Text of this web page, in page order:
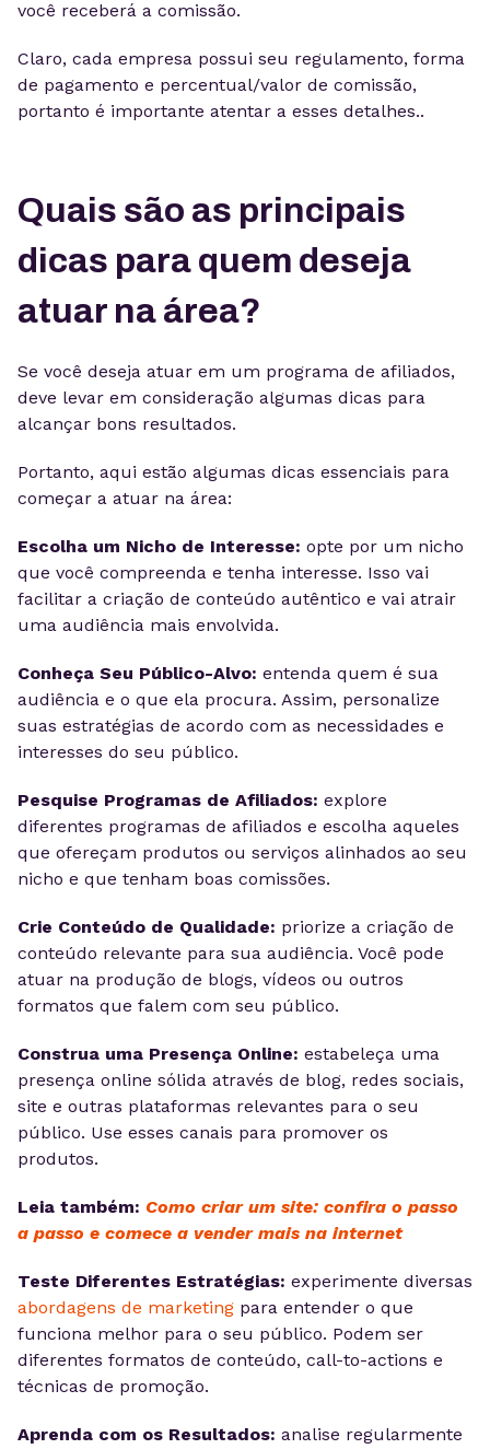
você receberá a comissão.
Claro, cada empresa possui seu regulamento, forma
de pagamento e percentual/valor de comissão,
portanto é importante atentar a esses detalhes..
Quais são as principais
dicas para quem deseja
atuar na área?
Se você deseja atuar em um programa de afiliados,
deve levar em consideração algumas dicas para
alcançar bons resultados.
Portanto, aqui estão algumas dicas essenciais para
começar a atuar na área:
Escolha um Nicho de Interesse: opte por um nicho
que você compreenda e tenha interesse. Isso vai
facilitar a criação de conteúdo autêntico e vai atrair
uma audiência mais envolvida.
Conheça Seu Público-Alvo: entenda quem é sua
audiência e o que ela procura. Assim, personalize
suas estratégias de acordo com as necessidades e
interesses do seu público.
Pesquise Programas de Afiliados: explore
diferentes programas de afiliados e escolha aqueles
que ofereçam produtos ou serviços alinhados ao seu
nicho e que tenham boas comissões.
Crie Conteúdo de Qualidade: priorize a criação de
conteúdo relevante para sua audiência. Você pode
atuar na produção de blogs, vídeos ou outros
formatos que falem com seu público.
Construa uma Presença Online: estabeleça uma
presença online sólida através de blog, redes sociais,
site e outras plataformas relevantes para o seu
público. Use esses canais para promover os
produtos.
Leia também: Como criar um site: confira o passo
a passo e comece a vender mais na internet
Teste Diferentes Estratégias: experimente diversas
abordagens de marketing para entender o que
funciona melhor para o seu público. Podem ser
diferentes formatos de conteúdo, call-to-actions e
técnicas de promoção.
Aprenda com os Resultados: analise regularmente